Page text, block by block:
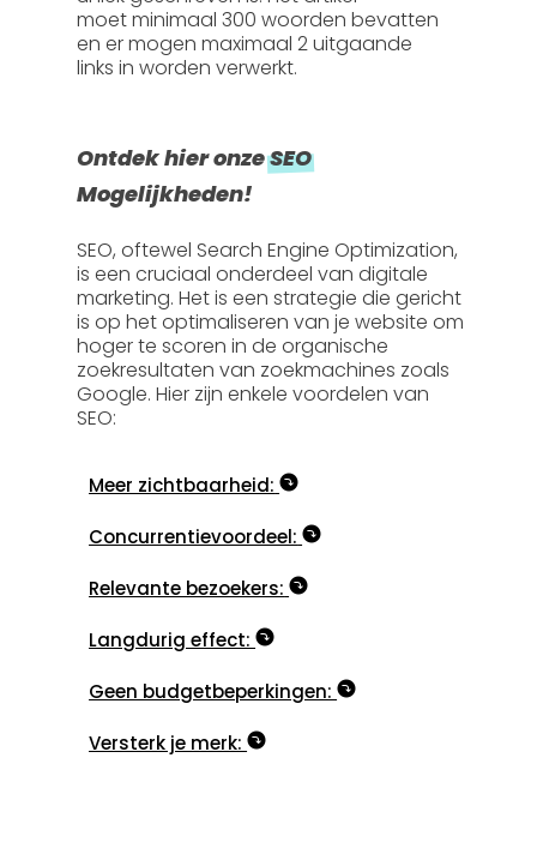
moetminimaal 300 woorden bevatten
en er mogenmaximaal 2 uitgaande
links in worden verwerkt.
Ontdek hier onzeSEO
Mogelijkheden!
SEO, oftewel Search Engine Optimization,
is een cruciaal onderdeel van digitale
marketing. Het is een strategie die gericht
is op het optimaliseren van je website om
hoger te scoren in de organische
zoekresultaten van zoekmachines zoals
Google. Hier zijn enkele voordelen van
SEO:
Meer zichtbaarheid:
Concurrentievoordeel:
Relevante bezoekers:
Langdurig effect:
Geen budgetbeperkingen:
Versterk je merk: